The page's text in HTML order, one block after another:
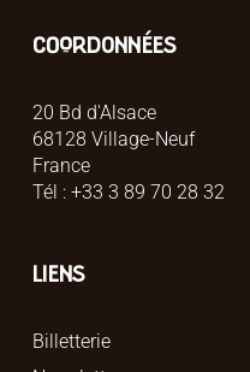
COORDONNÉES
20 Bd d'Alsace
68128 Village-Neuf
France
Tél : +33 3 89 70 28 32
LIENS
Billetterie